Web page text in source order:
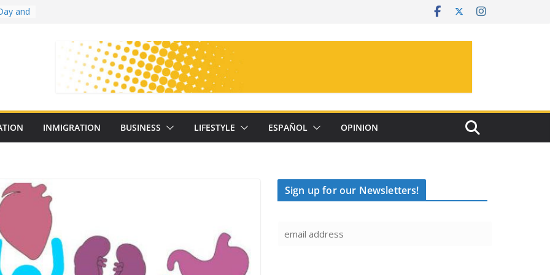
and
25
INMIGRATION BUSINESS LIFESTYLE ESPAÑOL OPINION
Sign up for our Newsletters!